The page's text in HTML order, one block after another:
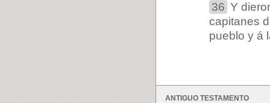
36 Y
capitanes
pueblo y á
ANTIGUO TESTAMENTO